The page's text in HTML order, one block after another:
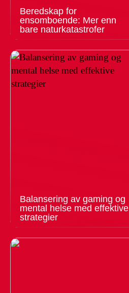
Beredskap for
ensomboende: Mer enn
bare naturkatastrofer
Balansering av gaming og
mental helse med effektive
strategier